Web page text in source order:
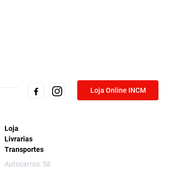
Loja Online INCM
Loja
Livrarias
Transportes
Autocarros: 58